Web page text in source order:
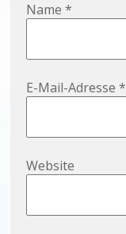
Name*
E-Mail-Adresse*
Website